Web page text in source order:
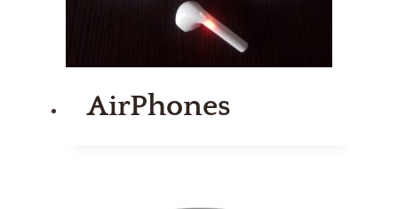
AirPhones